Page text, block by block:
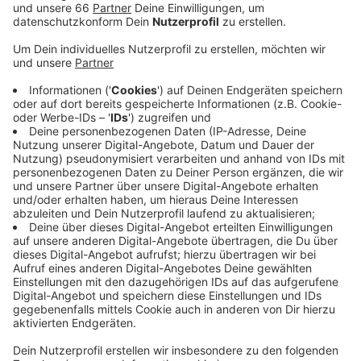
Veröffentlicht:Montag, 12.08.2019 05:26
Die jetzt anstehenden Arbeiten dienen der
Vorbereitung der Komplettsanierung der Brücke. Sie
startet Ende August und soll insgesamt fünf Jahre
dauern. Mit den Arbeiten in dieser Woche wird die
Brücke so vorbereitet, dass Autofahrer auch während
der Sanierung pro Richtung zwei Spuren zur Verfügung
haben. In Richtung Neuss ist die Brücke von Mittwoch
Abend (14. August, 22 Uhr) bis Montag Früh (19.
August, 5 Uhr) komplett dicht. In Richtung Wuppertal
wird die Brücke erst am Freitag (16. August, 20 Uhr)
komplett gesperrt. Der Verkehr wird weiträumig